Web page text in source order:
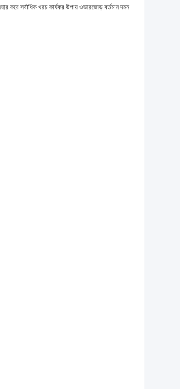
করে সর্বাধিক খরচ কার্যকর উপায় ওভারজোড় বর্তমান দমন